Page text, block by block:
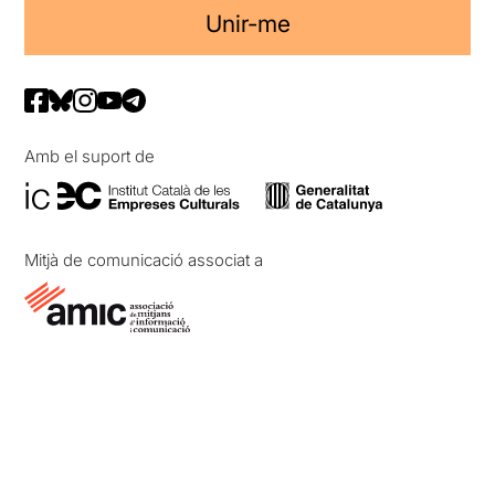
Unir-me
Amb el suport de
Mitjà de comunicació associat a